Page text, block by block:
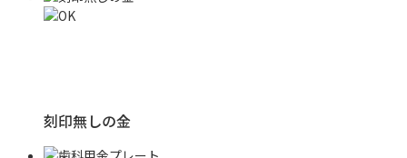
刻印無しの金